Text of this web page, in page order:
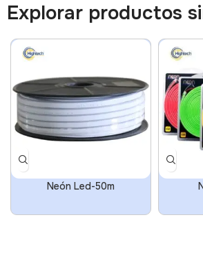
Explorar productos
Neón Led-50m